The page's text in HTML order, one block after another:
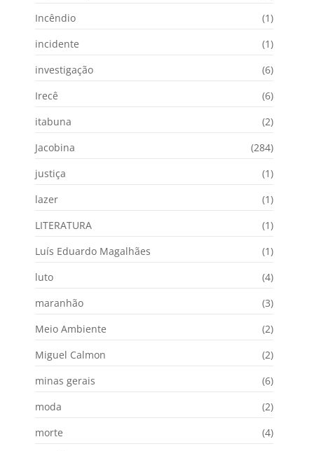
Incêndio
(1)
incidente
(1)
investigação
(6)
Irecê
(6)
itabuna
(2)
Jacobina
(284)
justiça
(1)
lazer
(1)
LITERATURA
(1)
Luís Eduardo Magalhães
(1)
luto
(4)
maranhão
(3)
Meio Ambiente
(2)
Miguel Calmon
(2)
minas gerais
(6)
moda
(2)
morte
(4)